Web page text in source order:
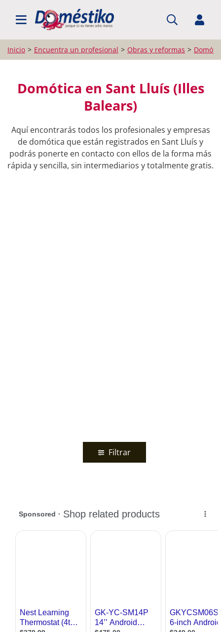
BUSCAR PROFESIONALES
Inicio Encuentra un profesional Obras y reformas
Domótica en Sant Lluís (Illes
Balears)
Aquí encontrarás todos los profesionales y empresas
de domótica que están registrados en Sant Lluís y
podrás ponerte en contacto con ellos de la forma más
rápida y sencilla, sin intermediarios y totalmente gratis.
Filtrar